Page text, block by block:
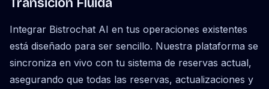
Integrar Bistrochat AI en tus operaciones existentes
está diseñado para ser sencillo. Nuestra plataforma se
sincroniza en vivo con tu sistema de reservas actual,
asegurando que todas las reservas, actualizaciones y